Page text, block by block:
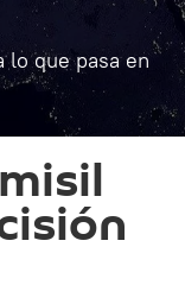
lo que pasa en